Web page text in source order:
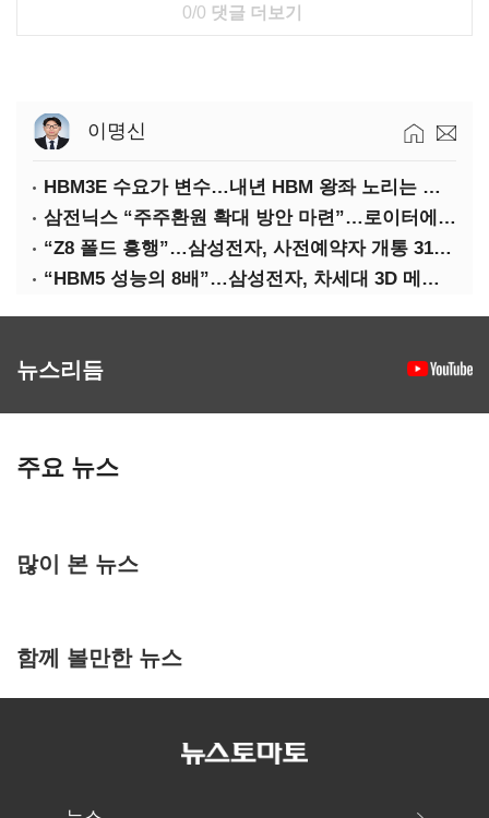
0/0 댓글 더보기
이명신
HBM3E 수요가 변수…내년 HBM 왕좌 노리는 삼성
삼전닉스 “주주환원 확대 방안 마련”…로이터에 성명 보내
“Z8 폴드 흥행”…삼성전자, 사전예약자 개통 31일까지 연장
“HBM5 성능의 8배”…삼성전자, 차세대 3D 메모리 ‘zHBM’ 공개
뉴스리듬
주요 뉴스
많이 본 뉴스
함께 볼만한 뉴스